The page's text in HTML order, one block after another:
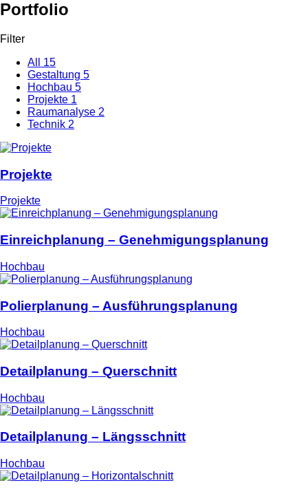
Portfolio
Filter
All 15
Gestaltung 5
Hochbau 5
Projekte 1
Raumanalyse 2
Technik 2
Projekte
Projekte
Einreichplanung – Genehmigungsplanung
Hochbau
Polierplanung – Ausführungsplanung
Hochbau
Detailplanung – Querschnitt
Hochbau
Detailplanung – Längsschnitt
Hochbau